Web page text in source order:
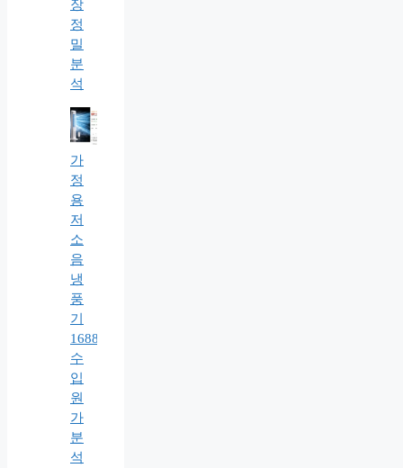
장
정
밀
분
석
가
정
용
저
소
음
냉
풍
기
1688
수
입
원
가
분
석